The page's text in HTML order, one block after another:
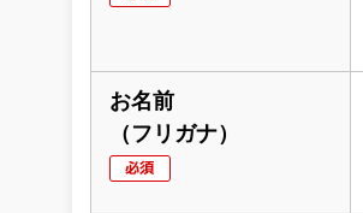
お名前
（フリガナ）